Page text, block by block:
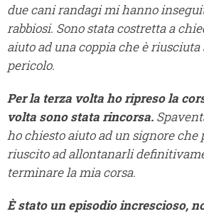
due cani randagi mi hanno
rabbiosi. Sono stata costretta a
aiuto ad una coppia che è
pericolo.
Per la terza volta ho ripreso la
volta sono stata rincorsa.
ho chiesto aiuto ad un signore che
riuscito ad allontanarli
terminare la mia corsa.
È stato un episodio increscioso,